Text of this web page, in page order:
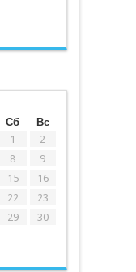
Сб
Вс
1
2
8
9
15
16
22
23
29
30